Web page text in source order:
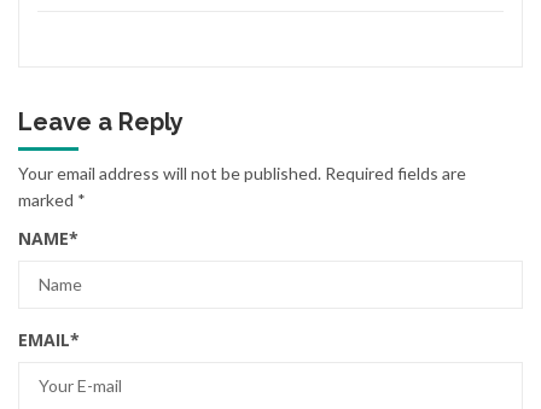
Leave a Reply
Your email address will not be published. Required fields are
marked *
NAME*
EMAIL*